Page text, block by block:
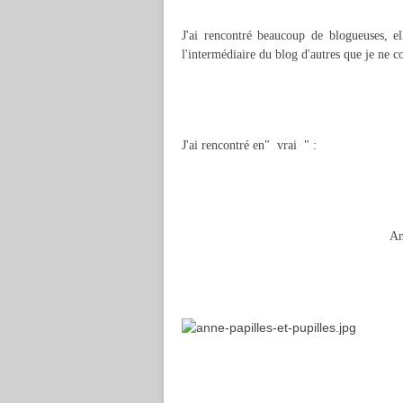
J'ai rencontré beaucoup de blogueuses,
l'intermédiaire du blog d'autres que je ne
J'ai rencontré en" vrai " :